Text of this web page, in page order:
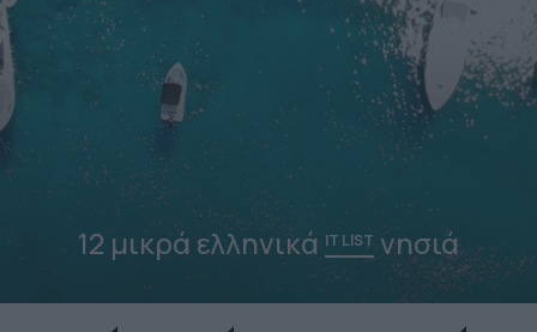
12 μικρά ελληνικά IT LIST νησιά